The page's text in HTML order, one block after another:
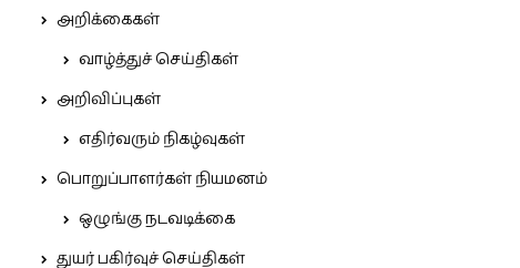
அறிக்கைகள்
வாழ்த்துச் செய்திகள்
அறிவிப்புகள்
எதிர்வரும் நிகழ்வுகள்
பொறுப்பாளர்கள் நியமனம்
ஒழுங்கு நடவடிக்கை
துயர் பகிர்வுச் செய்திகள்